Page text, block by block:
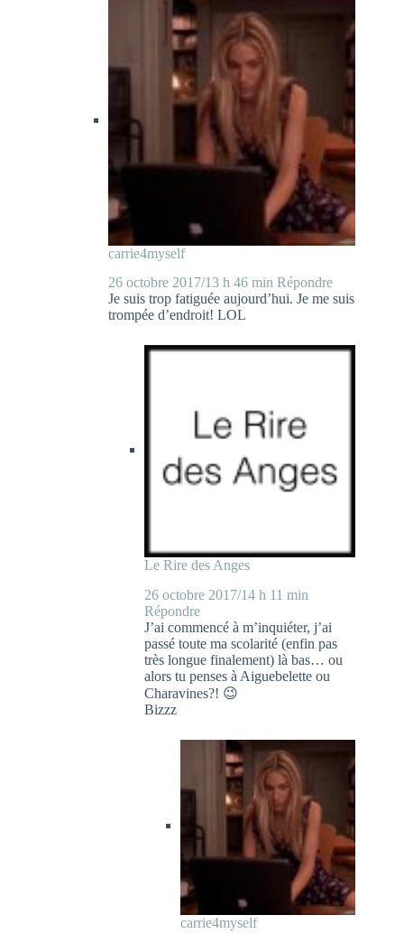
carrie4myself
26 octobre 2017/13 h 46 min Répondre
Je suis trop fatiguée aujourd’hui. Je me suis
trompée d’endroit! LOL
Le Rire des Anges
26 octobre 2017/14 h 11 min
Répondre
J’ai commencé à m’inquiéter, j’ai
passé toute ma scolarité (enfin pas
très longue finalement) là bas… ou
alors tu penses à Aiguebelette ou
Charavines?! 😉
Bizzz
carrie4myself